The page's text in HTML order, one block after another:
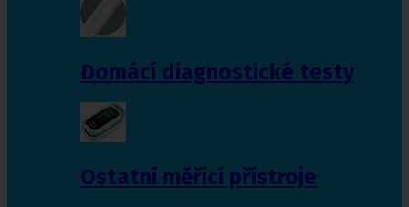
Domácí diagnostické testy
Ostatní měřící přístroje